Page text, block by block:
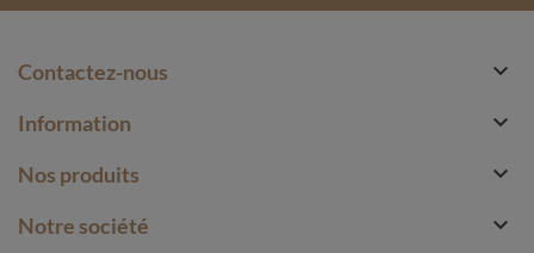
Contactez-nous 
Information 
Nos produits 
Notre société 